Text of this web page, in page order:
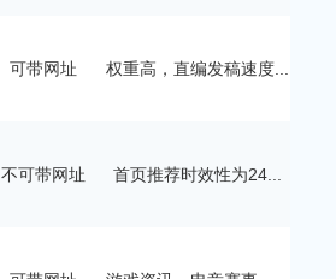
可带网址 权重高，直编发稿速度...
不可带网址 首页推荐时效性为24...